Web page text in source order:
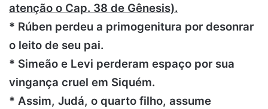
atenção o Cap. 38 de Gênesis).
* Rúben perdeu a primogenitura por desonrar
o leito de seu pai.
* Simeão e Levi perderam espaço por sua
vingança cruel em Siquém.
* Assim, Judá, o quarto filho, assume